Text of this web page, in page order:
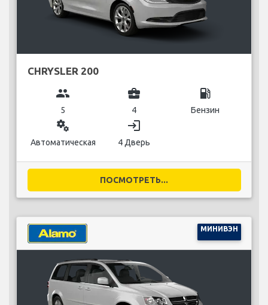
CHRYSLER 200
group
5
business_center
4
local_gas_station
Бензин
miscellaneous_services
Автоматическая
login
4 Дверь
ПОСМОТРЕТЬ...
МИНИВЭН